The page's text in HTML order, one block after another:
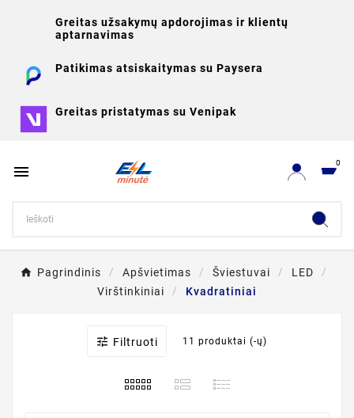
Greitas užsakymų apdorojimas ir klientų
aptarnavimas
Patikimas atsiskaitymas su Paysera
Greitas pristatymas su Venipak
 0
Pagrindinis Apšvietimas Šviestuvai
LED
Virštinkiniai
Kvadratiniai
 Filtruoti 11 produktai (-ų)